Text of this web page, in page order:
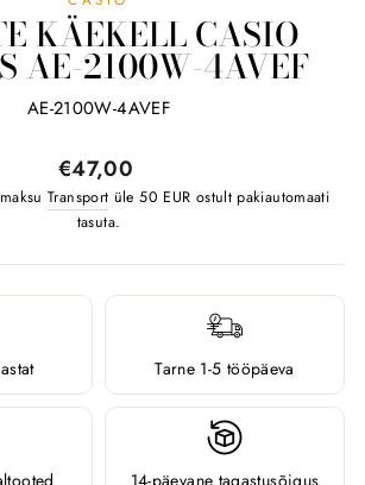
KÄEKELL CASIO
AE-2100W-4AVEF
AE-2100W-4AVEF
Tavahind
€47,00
Transport üle 50 EUR ostult pakiautomaati
tasuta.
Tarne 1-5 tööpäeva